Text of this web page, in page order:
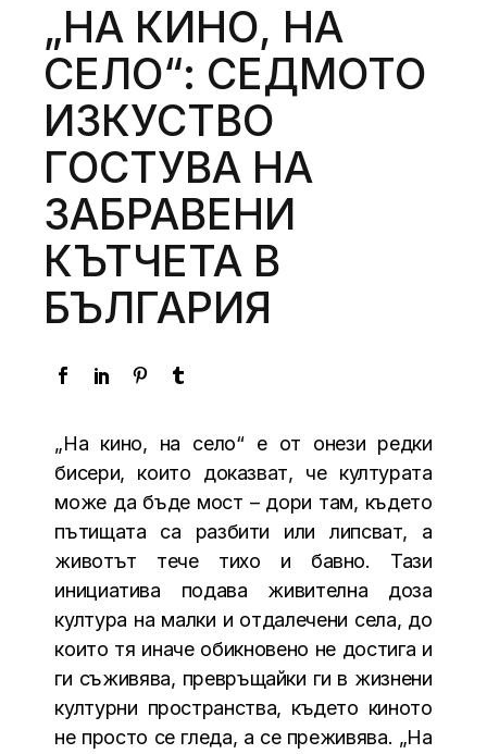
„НА КИНО, НА
СЕЛО“: СЕДМОТО
ИЗКУСТВО
ГОСТУВА НА
ЗАБРАВЕНИ
КЪТЧЕТА В
БЪЛГАРИЯ
„На кино, на село“ е от онези редки
бисери, които доказват, че културата
може да бъде мост – дори там, където
пътищата са разбити или липсват, а
животът тече тихо и бавно. Тази
инициатива подава живителна доза
култура на малки и отдалечени села, до
които тя иначе обикновено не достига и
ги съживява, превръщайки ги в жизнени
културни пространства, където киното
не просто се гледа, а се преживява. „На